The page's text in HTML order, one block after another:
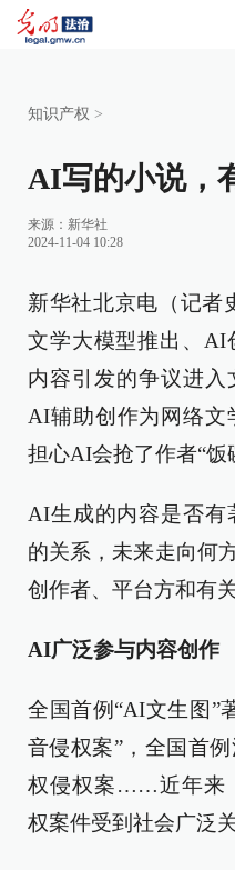
知识产权 >
AI写的小说，
来源： 新华社
2024-11-04 10:28
新华社北京电（记者
文学大模型推出、AI
内容引发的争议进入
AI辅助创作为网络文
担心AI会抢了作者“饭
AI生成的内容是否有
的关系，未来走向何
创作者、平台方和有关
AI广泛参与内容创作
全国首例“AI文生图”
音侵权案”，全国首
权侵权案……近年来
权案件受到社会广泛关